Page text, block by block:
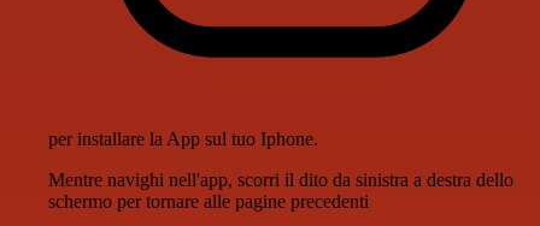
per installare la App sul tuo Iphone.
Mentre navighi nell'app, scorri il dito da sinistra a destra dello
schermo per tornare alle pagine precedenti